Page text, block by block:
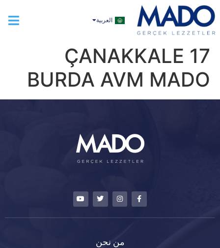
العربية
ENGLISH
ÇANAKKALE 17
BURDA AVM MADO
من نحن